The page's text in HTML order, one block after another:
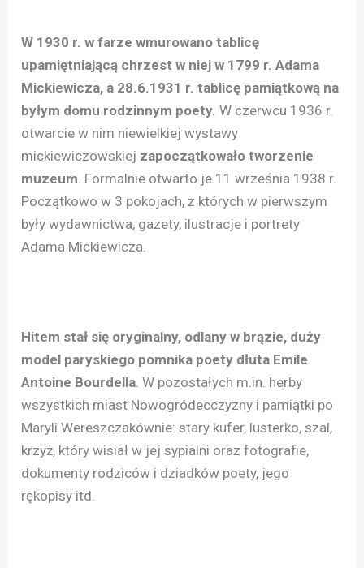
W 1930 r. w farze wmurowano tablicę
upamiętniającą chrzest w niej w 1799 r. Adama
Mickiewicza, a 28.6.1931 r. tablicę pamiątkową na
byłym domu rodzinnym poety. W czerwcu 1936 r.
otwarcie w nim niewielkiej wystawy
mickiewiczowskiej zapoczątkowało tworzenie
muzeum. Formalnie otwarto je 11 września 1938 r.
Początkowo w 3 pokojach, z których w pierwszym
były wydawnictwa, gazety, ilustracje i portrety
Adama Mickiewicza.
Hitem stał się oryginalny, odlany w brązie, duży
model paryskiego pomnika poety dłuta Emile
Antoine Bourdella . W pozostałych m.in. herby
wszystkich miast Nowogródecczyzny i pamiątki po
Maryli Wereszczakównie: stary kufer, lusterko, szal,
krzyż, który wisiał w jej sypialni oraz fotografie,
dokumenty rodziców i dziadków poety, jego
rękopisy itd.